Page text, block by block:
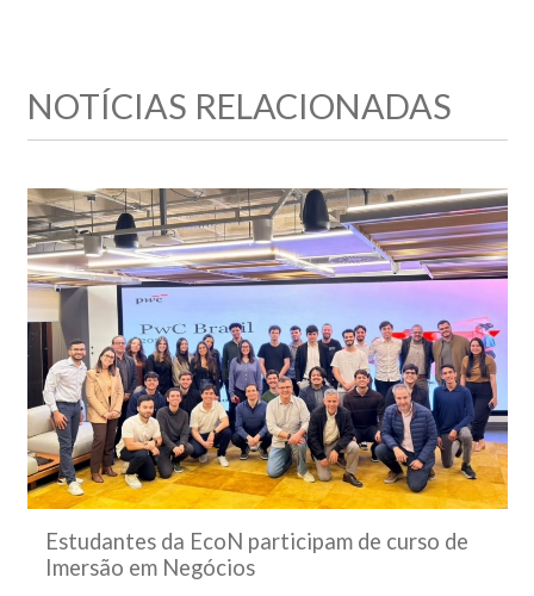
NOTÍCIAS RELACIONADAS
Estudantes da EcoN participam de curso de
Imersão em Negócios